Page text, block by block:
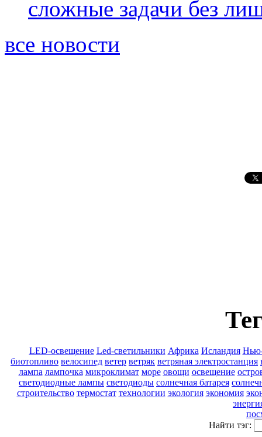
сложные задачи без
все новости
LED-освещение Led-светильники Африка Исландия
биотопливо велосипед ветер ветряк ветряная электростанция
лампа лампочка микроклимат море овощи освещение
светодиодные лампы светодиоды солнечная батарея
строительство термостат технологии экология экономия
Найти тэг: